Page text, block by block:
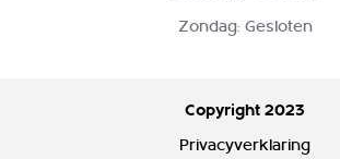
Zondag: Gesloten
Copyright 2023
Privacyverklaring